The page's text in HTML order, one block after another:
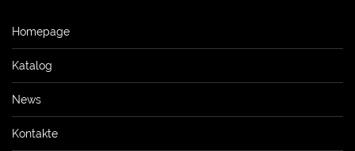
Homepage
Katalog
News
Kontakte